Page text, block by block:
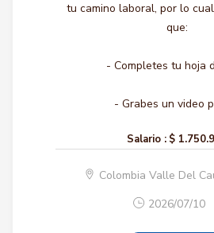
tu camino laboral, por lo
que:
- Completes tu hoja
- Grabes un video
Salario : $
Colombia Valle Del
2026/07/10